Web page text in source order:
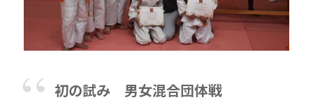
初の試み 男女混合団体戦